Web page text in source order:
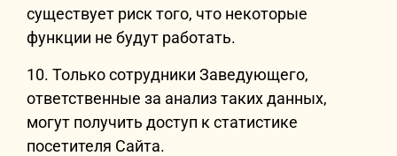
существует риск того, что некоторые
функции не будут работать.
10. Только сотрудники Заведующего,
ответственные за анализ таких данных,
могут получить доступ к статистике
посетителя Сайта.